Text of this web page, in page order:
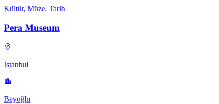
Kültür, Müze, Tarih
Pera Museum
İstanbul
Beyoğlu